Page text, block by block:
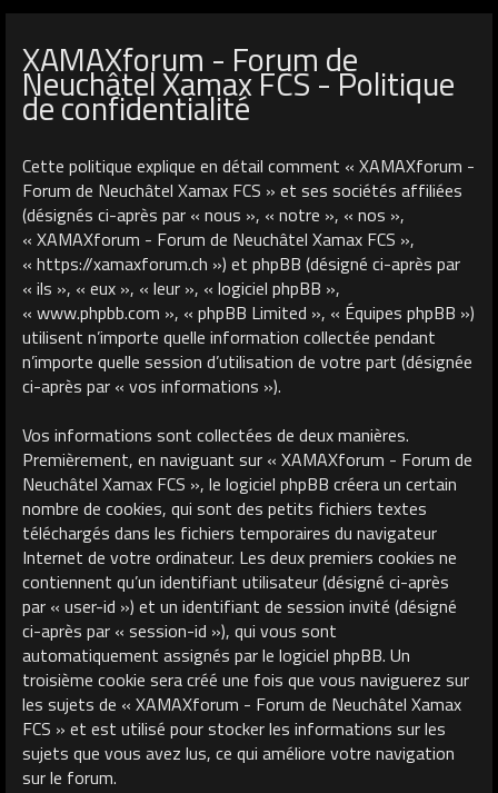
XAMAXforum - Forum de
Neuchâtel Xamax FCS - Politique
de confidentialité
Cette politique explique en détail comment « XAMAXforum -
Forum de Neuchâtel Xamax FCS » et ses sociétés affiliées
(désignés ci-après par « nous », « notre », « nos »,
« XAMAXforum - Forum de Neuchâtel Xamax FCS »,
« https://xamaxforum.ch ») et phpBB (désigné ci-après par
« ils », « eux », « leur », « logiciel phpBB »,
« www.phpbb.com », « phpBB Limited », « Équipes phpBB »)
utilisent n’importe quelle information collectée pendant
n’importe quelle session d’utilisation de votre part (désignée
ci-après par « vos informations »).
Vos informations sont collectées de deux manières.
Premièrement, en naviguant sur « XAMAXforum - Forum de
Neuchâtel Xamax FCS », le logiciel phpBB créera un certain
nombre de cookies, qui sont des petits fichiers textes
téléchargés dans les fichiers temporaires du navigateur
Internet de votre ordinateur. Les deux premiers cookies ne
contiennent qu’un identifiant utilisateur (désigné ci-après
par « user-id ») et un identifiant de session invité (désigné
ci-après par « session-id »), qui vous sont
automatiquement assignés par le logiciel phpBB. Un
troisième cookie sera créé une fois que vous naviguerez sur
les sujets de « XAMAXforum - Forum de Neuchâtel Xamax
FCS » et est utilisé pour stocker les informations sur les
sujets que vous avez lus, ce qui améliore votre navigation
sur le forum.